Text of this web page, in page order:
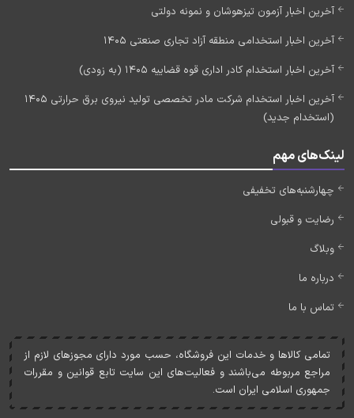
آخرین اخبار آزمون تیزهوشان و نمونه دولتی
آخرین اخبار استخدامی منطقه آزاد تجاری صنعتی 1405
آخرین اخبار استخدام کادر اداری قوه قضاییه 1405 (به زودی)
آخرین اخبار استخدام شرکت مادر تخصصی تولید نیروی برق حرارتی 1405
(استخدام جدید)
لینک‌های مهم
چهارشنبه‌های تخفیفی
رضایت و قبولی
وبلاگ
درباره ما
تماس با ما
تمامی کالاها و خدمات اين فروشگاه، حسب مورد دارای مجوزهای لازم از
مراجع مربوطه می‌باشند و فعاليت‌های اين سايت تابع قوانين و مقررات
جمهوری اسلامی ايران است.